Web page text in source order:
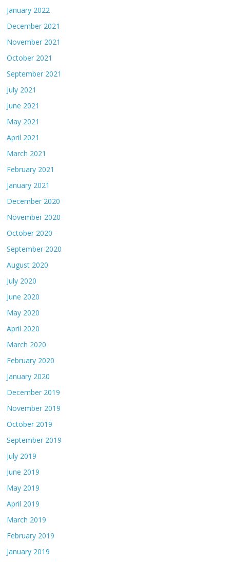
January 2022
December 2021
November 2021
October 2021
September 2021
July 2021
June 2021
May 2021
April 2021
March 2021
February 2021
January 2021
December 2020
November 2020
October 2020
September 2020
August 2020
July 2020
June 2020
May 2020
April 2020
March 2020
February 2020
January 2020
December 2019
November 2019
October 2019
September 2019
July 2019
June 2019
May 2019
April 2019
March 2019
February 2019
January 2019